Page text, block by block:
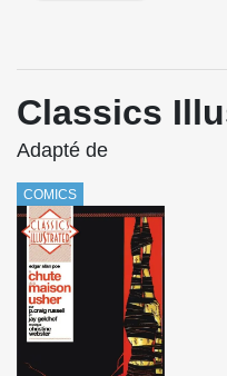
Classics
Adapté de
COMICS